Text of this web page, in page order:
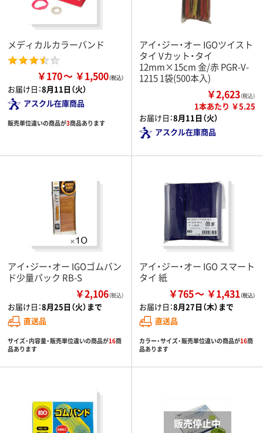
メディカルカラーバンド
￥170 ￥1,500
お届け日：8月11日（火）
アスクル在庫商品
販売単位違いの商品が3商品あります
アイ・ジー・オー IGOツイスト
タイ Vカット・タイ
12mm×15cm 金/赤 PGR-V-
1215 1袋(500本入)
￥2,623（税込）
1本あたり ￥5.25
お届け日：8月11日（火）
アスクル在庫商品
アイ・ジー・オー IGOゴムバン
ド少量パック RB-S
￥2,106（税込）
お届け日：8月25日（火）まで
直送品
サイズ・内容量・販売単位違いの商品が16商
品あります
アイ・ジー・オー IGO スマート
タイ 紙
￥765 ￥1,431
お届け日：8月27日（木）まで
直送品
カラー・サイズ・販売単位違いの商品が16商
品あります